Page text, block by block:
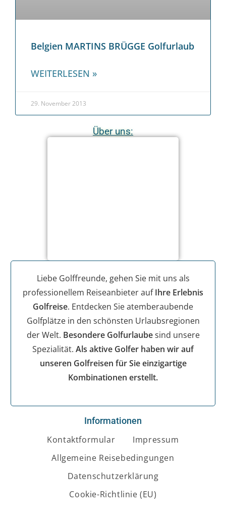
Belgien MARTINS BRÜGGE Golfurlaub
WEITERLESEN »
29. November 2013
Über uns:
Liebe Golffreunde, gehen Sie mit uns als
professionellem Reiseanbieter aufIhre Erlebnis
Golfreise. Entdecken Sie atemberaubende
Golfplätze in den schönsten Urlaubsregionen
der Welt. Besondere Golfurlaubesind unsere
Spezialität. Als aktive Golfer haben wir auf
unseren Golfreisen für Sie einzigartige
Kombinationen erstellt.
Informationen
Kontaktformular
Impressum
Allgemeine Reisebedingungen
Datenschutzerklärung
Cookie-Richtlinie (EU)